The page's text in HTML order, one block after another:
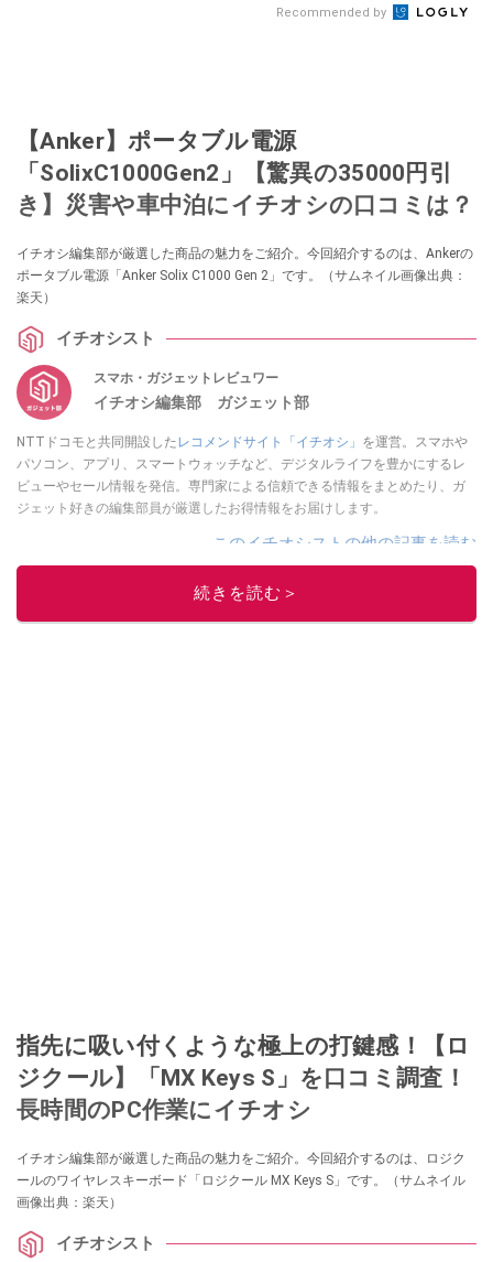
Recommended by
【Anker】ポータブル電源
「SolixC1000Gen2」【驚異の35000円引
き】災害や車中泊にイチオシの口コミは？
イチオシ編集部が厳選した商品の魅力をご紹介。今回紹介するのは、Ankerの
ポータブル電源「Anker Solix C1000 Gen 2」です。（サムネイル画像出典：
楽天）
イチオシスト
スマホ・ガジェットレビュワー
イチオシ編集部 ガジェット部
NTTドコモと共同開設した レコメンドサイト「イチオシ」 を運営。スマホや
パソコン、アプリ、スマートウォッチなど、デジタルライフを豊かにするレ
ビューやセール情報を発信。専門家による信頼できる情報をまとめたり、ガ
ジェット好きの編集部員が厳選したお得情報をお届けします。
このイチオシストの他の記事を読む
続きを読む＞
指先に吸い付くような極上の打鍵感！【ロ
ジクール】「MX Keys S」を口コミ調査！
長時間のPC作業にイチオシ
イチオシ編集部が厳選した商品の魅力をご紹介。今回紹介するのは、ロジク
ールのワイヤレスキーボード「ロジクール MX Keys S」です。（サムネイル
画像出典：楽天）
イチオシスト